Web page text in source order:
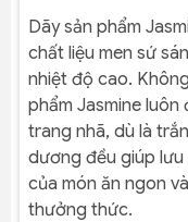
Dãy sản phẩm
chất liệu men sứ
nhiệt độ cao.
phẩm Jasmine
trang nhã, dù là
dương đều giúp
của món ăn ngon
thưởng thức.